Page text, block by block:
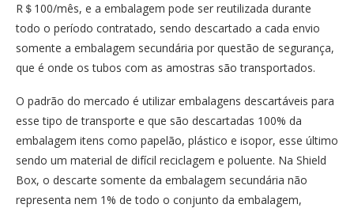
R＄100/mês, e a embalagem pode ser reutilizada durante
todo o período contratado, sendo descartado a cada envio
somente a embalagem secundária por questão de segurança,
que é onde os tubos com as amostras são transportados.
O padrão do mercado é utilizar embalagens descartáveis para
esse tipo de transporte e que são descartadas 100% da
embalagem itens como papelão, plástico e isopor, esse último
sendo um material de difícil reciclagem e poluente. Na Shield
Box, o descarte somente da embalagem secundária não
representa nem 1% de todo o conjunto da embalagem,